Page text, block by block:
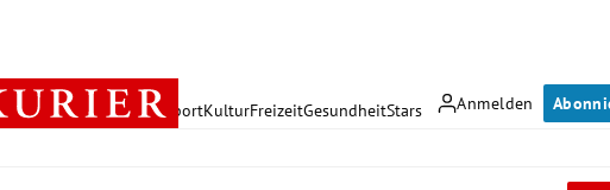
Anmelden
PolitikWirtschaft SportKulturFreizeitGesundheitStars